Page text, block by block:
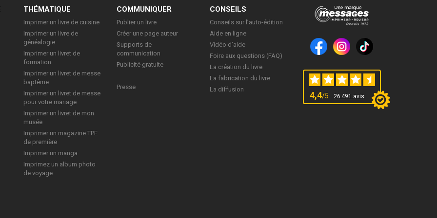
THÉMATIQUE
Imprimer un livre de cuisine
Imprimer un livre de
généalogie
Imprimer un livret de
formation
Imprimer un livret de messe
baptême
Imprimer un livret de messe
pour votre mariage
Imprimer un livret de mon
musée
Imprimer un magazine TPE
de première
Imprimer un manga
Imprimez un album photo
de voyage
COMMUNIQUER
Publier un livre
Créer une page auteur
Supports de
communication
Publicité gratuite
Presse
CONSEILS
Conseils sur l’auto-édition
Aide en ligne
Vidéo d’aide
Foire aux questions (FAQ)
La création du livre
La fabrication du livre
La diffusion
4,4/5 26 491 avis